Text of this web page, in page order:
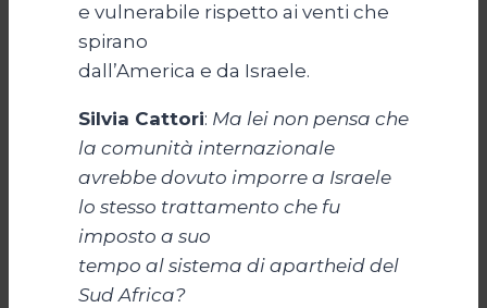
e vulnerabile rispetto ai venti che
spirano
dall’America e da Israele.
Silvia Cattori: Ma lei non pensa che
la comunità internazionale
avrebbe dovuto imporre a Israele
lo stesso trattamento che fu
imposto a suo
tempo al sistema di apartheid del
Sud Africa?